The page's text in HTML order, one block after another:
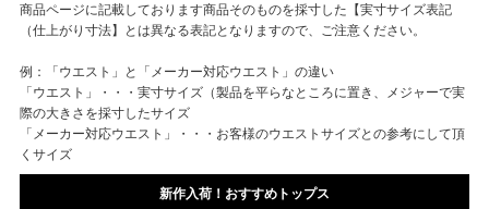
商品ページに記載しております商品そのものを採寸した【実寸サイズ表記
（仕上がり寸法】とは異なる表記となりますので、ご注意ください。
例：「ウエスト」と「メーカー対応ウエスト」の違い
「ウエスト」・・・実寸サイズ（製品を平らなところに置き、メジャーで実
際の大きさを採寸したサイズ
「メーカー対応ウエスト」・・・お客様のウエストサイズとの参考にして頂
くサイズ
新作入荷！おすすめトップス